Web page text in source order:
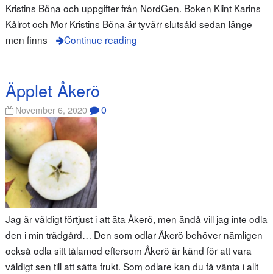
Kristins Böna och uppgifter från NordGen. Boken Klint Karins
Kålrot och Mor Kristins Böna är tyvärr slutsåld sedan länge
men finns
Continue reading
Äpplet Åkerö
November 6, 2020 0
Jag är väldigt förtjust i att äta Åkerö, men ändå vill jag inte odla
den i min trädgård… Den som odlar Åkerö behöver nämligen
också odla sitt tålamod eftersom Åkerö är känd för att vara
väldigt sen till att sätta frukt. Som odlare kan du få vänta i allt